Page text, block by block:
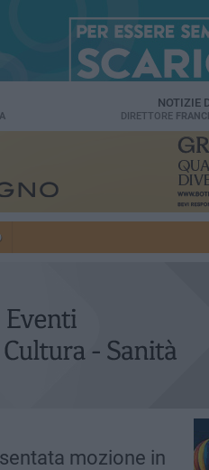
NOTIZIE
DIRETTORE
mozione in